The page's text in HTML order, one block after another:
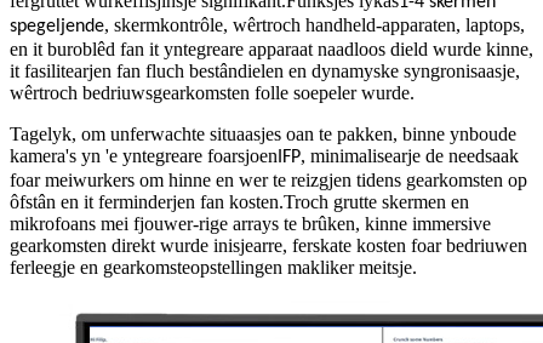
spegeljende, skermkontrôle, wêrtroch handheld-apparaten, laptops,
en it buroblêd fan it yntegreare apparaat naadloos dield wurde kinne,
it fasilitearjen fan fluch bestândielen en dynamyske syngronisaasje,
wêrtroch bedriuwsgearkomsten folle soepeler wurde.
Tagelyk, om unferwachte situaasjes oan te pakken, binne ynboude
kamera's yn 'e yntegreare foarsjoen IFP, minimalisearje de needsaak
foar meiwurkers om hinne en wer te reizgjen tidens gearkomsten op
ôfstân en it ferminderjen fan kosten.Troch grutte skermen en
mikrofoans mei fjouwer-rige arrays te brûken, kinne immersive
gearkomsten direkt wurde inisjearre, ferskate kosten foar bedriuwen
ferleegje en gearkomsteopstellingen makliker meitsje.